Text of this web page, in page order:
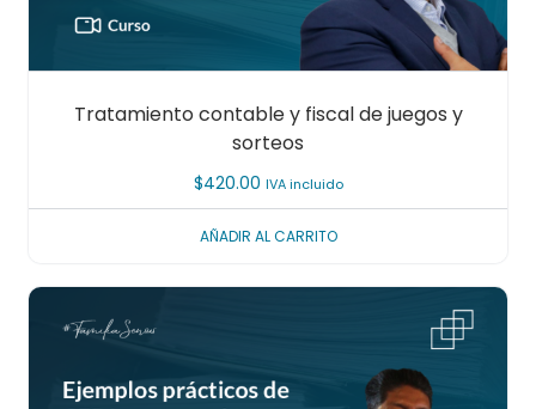
Tratamiento contable y fiscal de juegos y
sorteos
$420.00 IVA incluido
AÑADIR AL CARRITO